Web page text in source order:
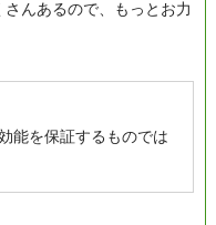
んあるので、もっとお力
能を保証するものでは